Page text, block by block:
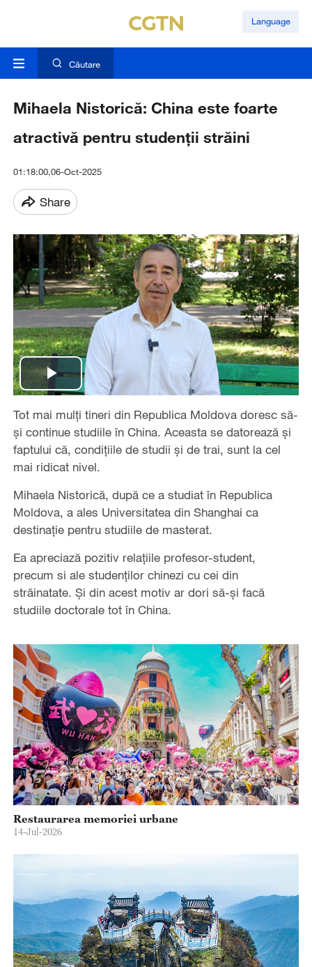
Language
Căutare
Mihaela Nistorică: China este foarte
atractivă pentru studenții străini
01:18:00,06-Oct-2025
Share
Play
Video
Tot mai mulți tineri din Republica Moldova doresc să-
și continue studiile în China. Aceasta se datorează și
faptului că, condițiile de studii și de trai, sunt la cel
mai ridicat nivel.
Mihaela Nistorică, după ce a studiat în Republica
Moldova, a ales Universitatea din Shanghai ca
destinație pentru studiile de masterat.
Ea apreciază pozitiv relațiile profesor-student,
precum si ale studenților chinezi cu cei din
străinatate. Și din acest motiv ar dori să-și facă
studiile doctorale tot în China.
Restaurarea memoriei urbane
14-Jul-2026